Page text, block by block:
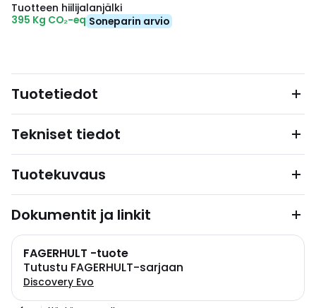
Tuotteen hiilijalanjälki
395 Kg CO₂-eq Soneparin arvio
Tuotetiedot
Tekniset tiedot
Tuotekuvaus
Dokumentit ja linkit
FAGERHULT -tuote
Tutustu FAGERHULT-sarjaan
Discovery Evo